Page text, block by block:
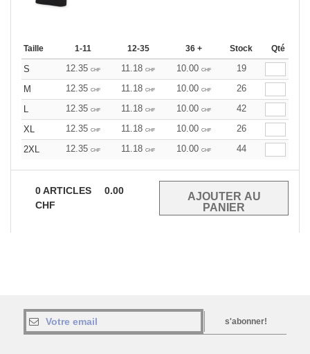
Taille 1-11 12-35 36 + Stock Qté
S 12.35 CHF 11.18 CHF 10.00 CHF
19
M
12.35 CHF 11.18 CHF 10.00 CHF
26
L
12.35 CHF 11.18 CHF 10.00 CHF
42
XL
12.35 CHF 11.18 CHF 10.00 CHF
26
2XL
12.35 CHF 11.18 CHF 10.00 CHF 44
0ARTICLES
0.00
CHF
s'abonner!